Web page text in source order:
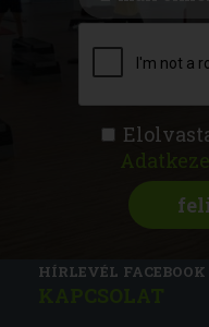
FITNESS
RÓLUNK
CSATLAKOZZ
HÍRLEVÉL FACEBOOK